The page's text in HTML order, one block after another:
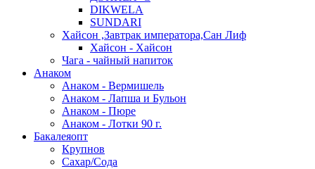
DIKWELA
SUNDARI
Хайсон ,Завтрак императора,Сан Лиф
Хайсон - Хайсон
Чага - чайный напиток
Анаком
Анаком - Вермишель
Анаком - Лапша и Бульон
Анаком - Пюре
Анаком - Лотки 90 г.
Бакалеяопт
Крупнов
Сахар/Сода